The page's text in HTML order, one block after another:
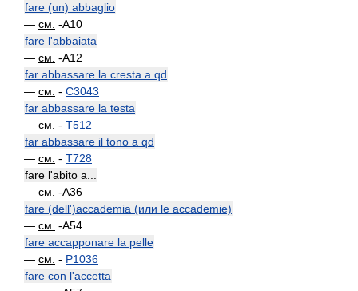
fare (un) abbaglio
— см. -A10
fare l'abbaiata
— см. -A12
far abbassare la cresta a qd
— см. - C3043
far abbassare la testa
— см. - T512
far abbassare il tono a qd
— см. - T728
fare l'abito a...
— см. -A36
fare (dell')accademia (или le accademie)
— см. -A54
fare accapponare la pelle
— см. - P1036
fare con l'accetta